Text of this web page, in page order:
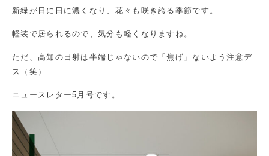
新緑が日に日に濃くなり、花々も咲き誇る季節です。
軽装で居られるので、気分も軽くなりますね。
ただ、高知の日射は半端じゃないので「焦げ」ないよう注意デ
ス（笑）
ニュースレター5月号です。